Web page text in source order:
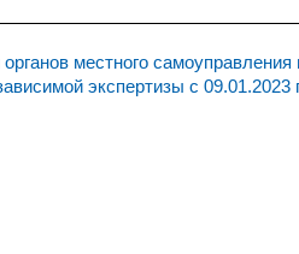
местного самоуправления
экспертизы с 09.01.2023